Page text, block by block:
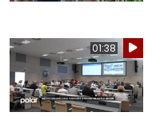
01:38